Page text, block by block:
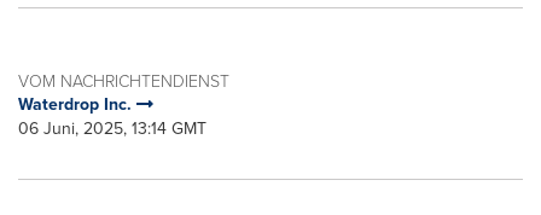
VOM NACHRICHTENDIENST
Waterdrop Inc.
06 Juni, 2025, 13:14 GMT